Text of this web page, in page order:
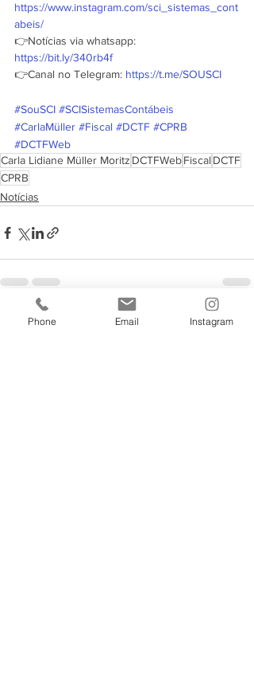
https://www.instagram.com/sci_sistemas_cont
abeis/
👉Notícias via whatsapp:
https://bit.ly/340rb4f
👉Canal no Telegram: https://t.me/SOUSCI
#SouSCI #SCISistemasContábeis
#CarlaMüller #Fiscal #DCTF #CPRB
#DCTFWeb
Carla Lidiane Müller Moritz DCTFWebFiscal DCTF
CPRB
Notícias
Posts recentes Ver tudo
Phone Email Instagram